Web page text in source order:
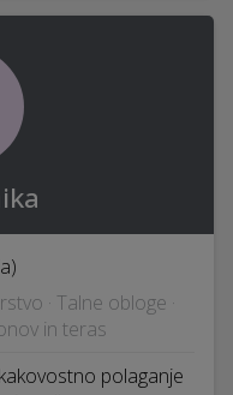
· Talne obloge ·
in teras
polaganje